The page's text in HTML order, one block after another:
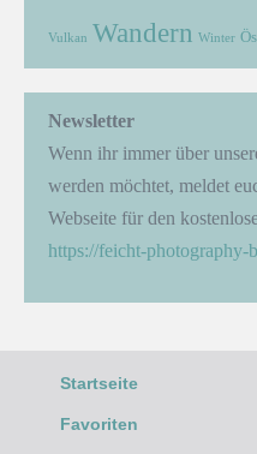
Vulkan Wandern Winter
Newsletter
Wenn ihr immer über
werden möchtet, meldet
Webseite für den
https://feicht-photography-
Startseite
Favoriten